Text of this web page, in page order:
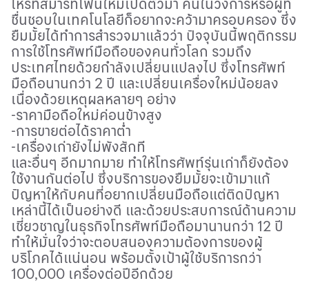
ไหร่ที่สมาร์ทโฟนใหม่เปิดตัวมา คนในวงการหรือผู้ที่
ชื่นชอบในเทคโนโลยีก็อยากจะคว้ามาครอบครอง ซึ่ง
ยืมมั้ยได้ทำการสำรวจมาแล้วว่า ปัจจุบันนี้พฤติกรรม
การใช้โทรศัพท์มือถือของคนทั่วโลก รวมถึง
ประเทศไทยด้วยกำลังเปลี่ยนแปลงไป ซึ่งโทรศัพท์
มือถือนานกว่า 2 ปี และเปลี่ยนเครื่องใหม่น้อยลง
เนื่องด้วยเหตุผลหลายๆ อย่าง
-ราคามือถือใหม่ค่อนข้างสูง
-การขายต่อได้ราคาต่ำ
-เครื่องเก่ายังไม่พังสักที
และอื่นๆ อีกมากมาย ทำให้โทรศัพท์รุ่นเก่าก็ยังต้อง
ใช้งานกันต่อไป ซึ่งบริการของยืมมั้ยจะเข้ามาแก้
ปัญหาให้กับคนที่อยากเปลี่ยนมือถือแต่ติดปัญหา
เหล่านี้ได้เป็นอย่างดี และด้วยประสบการณ์ด้านความ
เชี่ยวชาญในธุรกิจโทรศัพท์มือถือมานานกว่า 12 ปี
ทำให้มั่นใจว่าจะตอบสนองความต้องการของผู้
บริโภคได้แน่นอน พร้อมตั้งเป้าผู้ใช้บริการกว่า
100,000 เครื่องต่อปีอีกด้วย